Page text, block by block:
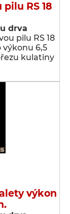
RS 18
drva
pilu RS 18
výkonu 6,5
kulatiny
výkon